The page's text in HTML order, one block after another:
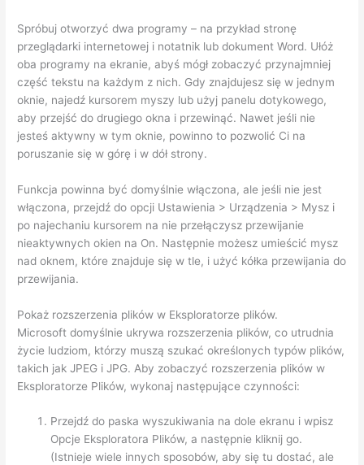
Spróbuj otworzyć dwa programy – na przykład stronę
przeglądarki internetowej i notatnik lub dokument Word. Ułóż
oba programy na ekranie, abyś mógł zobaczyć przynajmniej
część tekstu na każdym z nich. Gdy znajdujesz się w jednym
oknie, najedź kursorem myszy lub użyj panelu dotykowego,
aby przejść do drugiego okna i przewinąć. Nawet jeśli nie
jesteś aktywny w tym oknie, powinno to pozwolić Ci na
poruszanie się w górę i w dół strony.
Funkcja powinna być domyślnie włączona, ale jeśli nie jest
włączona, przejdź do opcji Ustawienia > Urządzenia > Mysz i
po najechaniu kursorem na nie przełączysz przewijanie
nieaktywnych okien na On. Następnie możesz umieścić mysz
nad oknem, które znajduje się w tle, i użyć kółka przewijania do
przewijania.
Pokaż rozszerzenia plików w Eksploratorze plików.
Microsoft domyślnie ukrywa rozszerzenia plików, co utrudnia
życie ludziom, którzy muszą szukać określonych typów plików,
takich jak JPEG i JPG. Aby zobaczyć rozszerzenia plików w
Eksploratorze Plików, wykonaj następujące czynności:
Przejdź do paska wyszukiwania na dole ekranu i wpisz
Opcje Eksploratora Plików, a następnie kliknij go.
(Istnieje wiele innych sposobów, aby się tu dostać, ale